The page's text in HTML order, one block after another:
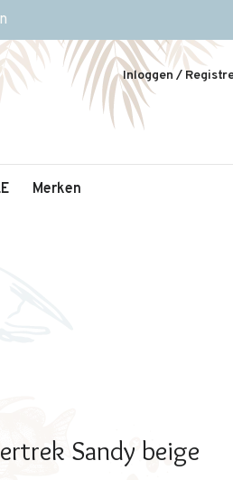
Merken
Inloggen /
Sandy beige